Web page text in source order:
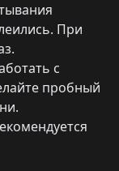
При
с
пробный